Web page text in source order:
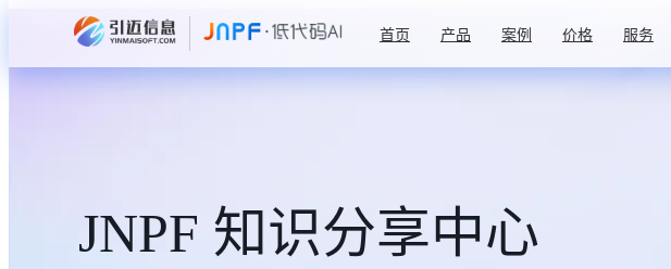
首页 产品 案例 价格 服务
JNPF 知识分享中心